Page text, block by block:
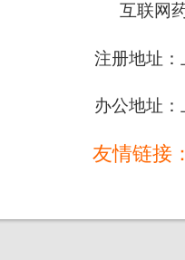
互联网
注册地址
办公地址
友情链